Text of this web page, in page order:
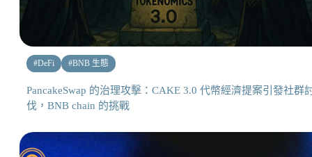
#DeFi #BNB 生態
PancakeSwap 的治理攻擊：CAKE 3.0 代幣經濟提案引發社群
伐，BNB chain 的挑戰